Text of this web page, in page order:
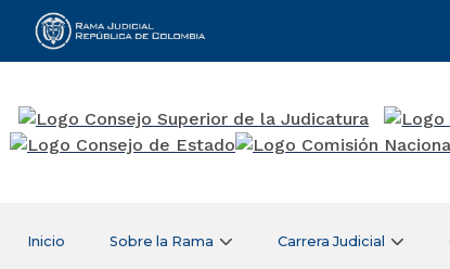
Rama Judicial
Inicio Sobre la Rama Carrera Judicial